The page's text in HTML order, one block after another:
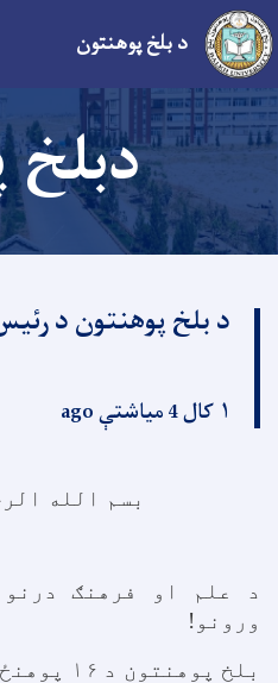
د بلخ پوهنتون
د بلخ پوهنتون د
۱ کال 4 میاشتې ago
بسم الله
د علم او فرهنګ
ورونو!